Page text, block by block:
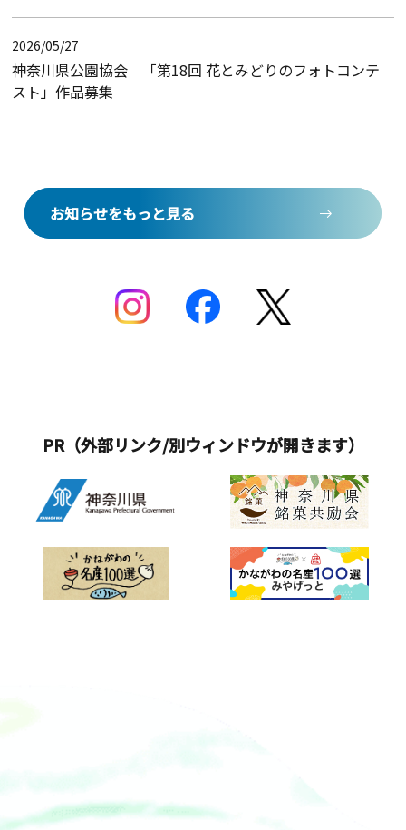
お知らせをもっと見る
2026/05/27
神奈川県公園協会 「第18回 花とみどりのフォトコンテ
スト」作品募集
お知らせをもっと見る
PR（外部リンク/別ウィンドウが開きます）